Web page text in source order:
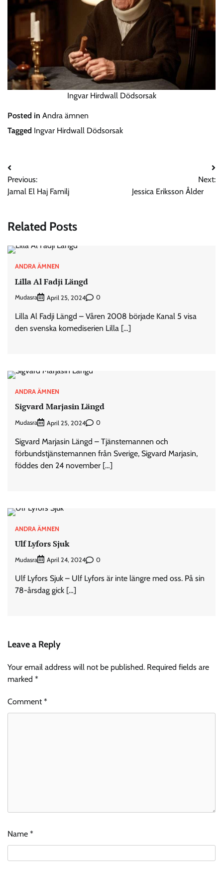
Ingvar Hirdwall Dödsorsak
Posted in Andra ämnen
Tagged Ingvar Hirdwall Dödsorsak
Post
navigation
Previous:
Jamal El Haj Familj
Next:
Jessica Eriksson Ålder
Related Posts
ANDRA ÄMNEN
Lilla Al Fadji Längd
Mudasra April 25, 2024 0
Lilla Al Fadji Längd – Våren 2008 började Kanal 5 visa
den svenska komediserien Lilla […]
ANDRA ÄMNEN
Sigvard Marjasin Längd
Mudasra April 25, 2024 0
Sigvard Marjasin Längd – Tjänstemannen och
förbundstjänstemannen från Sverige, Sigvard Marjasin,
föddes den 24 november […]
ANDRA ÄMNEN
Ulf Lyfors Sjuk
Mudasra April 24, 2024 0
Ulf Lyfors Sjuk – Ulf Lyfors är inte längre med oss. På sin
78-årsdag gick […]
Leave a Reply
Your email address will not be published. Required fields are
marked *
Comment*
Name *